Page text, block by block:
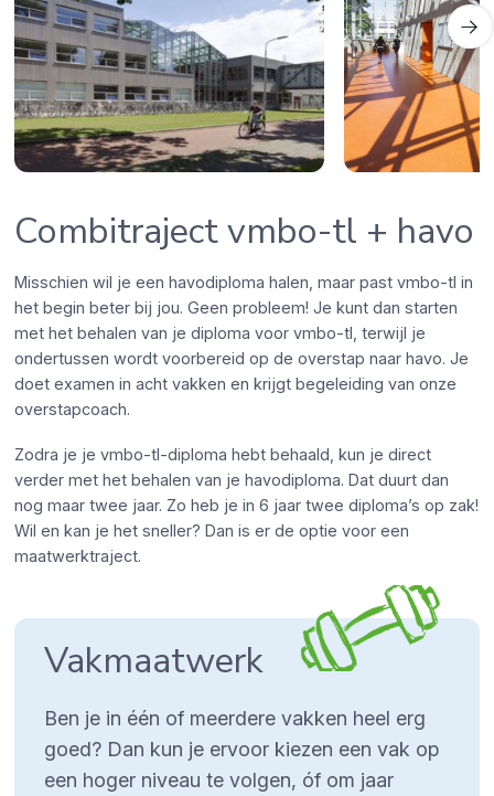
Combitraject vmbo-tl + havo
Misschien wil je een havodiploma halen, maar past vmbo-tl in
het begin beter bij jou. Geen probleem! Je kunt dan starten
met het behalen van je diploma voor vmbo-tl, terwijl je
ondertussen wordt voorbereid op de overstap naar havo. Je
doet examen in acht vakken en krijgt begeleiding van onze
overstapcoach.
Zodra je je vmbo-tl-diploma hebt behaald, kun je direct
verder met het behalen van je havodiploma. Dat duurt dan
nog maar twee jaar. Zo heb je in 6 jaar twee diploma’s op zak!
Wil en kan je het sneller? Dan is er de optie voor een
maatwerktraject.
Vakmaatwerk
Ben je in één of meerdere vakken heel erg
goed? Dan kun je ervoor kiezen een vak op
een hoger niveau te volgen, óf om jaar